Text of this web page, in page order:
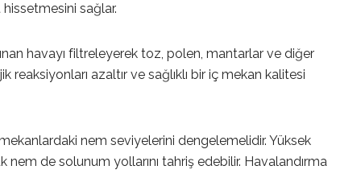
sağlar.
havayı filtreleyerek toz, polen, mantarlar ve diğer
azaltır ve sağlıklı bir iç mekan kalitesi
nem seviyelerini dengelemelidir. Yüksek
de solunum yollarını tahriş edebilir. Havalandırma